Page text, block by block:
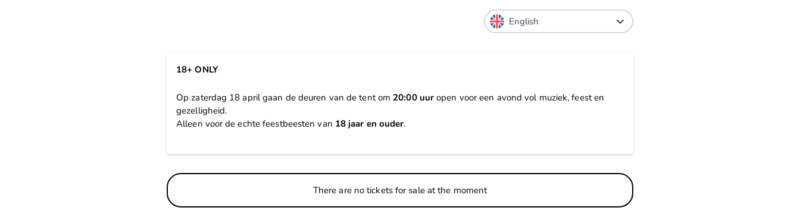
18+ ONLY
Op zaterdag 18 april gaan de deuren van de tent om 20:00 uur open voor een avond vol muziek, feest en
gezelligheid.
Alleen voor de echte feestbeesten van 18 jaar en ouder.
There are no tickets for sale at the moment